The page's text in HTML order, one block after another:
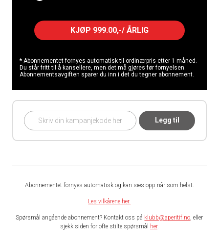
KJØP 999.00,-/ ÅRLIG
* Abonnementet fornyes automatisk til ordinærpris etter 1 måned.
Du står fritt til å kansellere, men det må gjøres før fornyelsen.
Abonnementsavgiften sparer du inn i det du tegner abonnement.
Legg til
Abonnementet fornyes automatisk og kan sies opp når som helst.
Les vilkårene her.
Spørsmål angående abonnement? Kontakt oss på klubb@aperitif.no, eller
sjekk siden for ofte stilte spørsmål her.